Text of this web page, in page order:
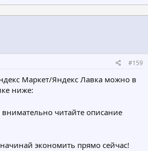
#159
Маркет/Яндекс Лавка можно в
ниже:
читайте описание
экономить прямо сейчас!